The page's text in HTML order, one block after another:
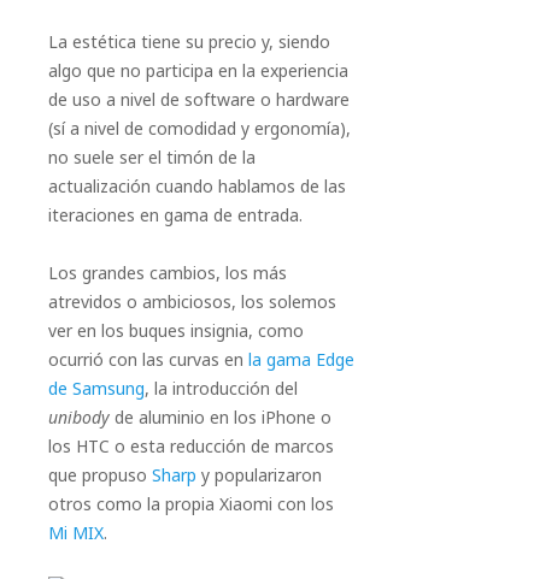
La estética tiene su precio y, siendo
algo que no participa en la experiencia
de uso a nivel de software o hardware
(sí a nivel de comodidad y ergonomía),
no suele ser el timón de la
actualización cuando hablamos de las
iteraciones en gama de entrada.
Los grandes cambios, los más
atrevidos o ambiciosos, los solemos
ver en los buques insignia, como
ocurrió con las curvas en la gama Edge
de Samsung, la introducción del
unibody de aluminio en los iPhone o
los HTC o esta reducción de marcos
que propuso Sharp y popularizaron
otros como la propia Xiaomi con los
Mi MIX.